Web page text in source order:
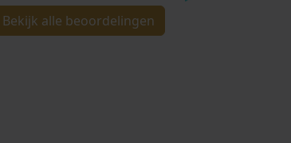
Bekijk alle beoordelingen